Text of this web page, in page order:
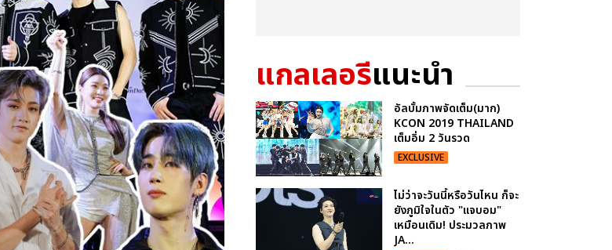
แกลเลอรีแนะนำ
อัลบั้มภาพจัดเต็ม(มาก)
KCON 2019 THAILAND
เต็มอิ่ม 2 วันรวด
EXCLUSIVE
ไม่ว่าจะวันนี้หรือวันไหน ก็จะ
ยังภูมิใจในตัว "แจบอม"
เหมือนเดิม! ประมวลภาพ
JA...